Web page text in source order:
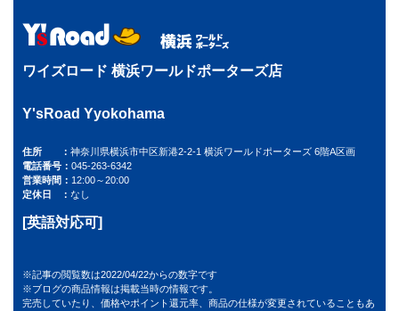
ワイズロード 横浜ワールドポーターズ店
Y'sRoad Yyokohama
住所
神奈川県横浜市中区新港2-2-1 横浜ワールドポーターズ 6階A区画
電話番号
045-263-6342
営業時間
12:00～20:00
定休日
なし
[英語対応可]
※記事の閲覧数は2022/04/22からの数字です
※ブログの商品情報は掲載当時の情報です。
完売していたり、価格やポイント還元率、商品の仕様が変更されていることもあ